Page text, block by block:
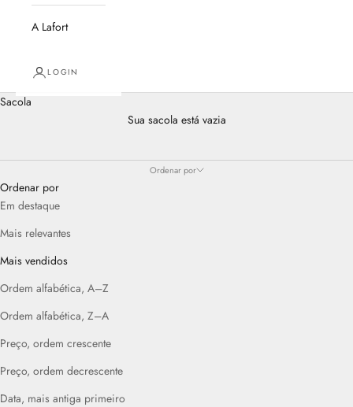
A Lafort
LOGIN
Sacola
Sua sacola está vazia
Ordenar por
Ordenar por
Em destaque
Mais relevantes
Mais vendidos
Ordem alfabética, A–Z
Ordem alfabética, Z–A
Preço, ordem crescente
Preço, ordem decrescente
Data, mais antiga primeiro